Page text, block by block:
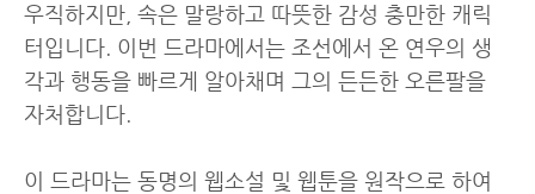
우직하지만, 속은 말랑하고 따뜻한 감성 충만한 캐릭
터입니다. 이번 드라마에서는 조선에서 온 연우의 생
각과 행동을 빠르게 알아채며 그의 든든한 오른팔을
자처합니다.
이 드라마는 동명의 웹소설 및 웹툰을 원작으로 하여